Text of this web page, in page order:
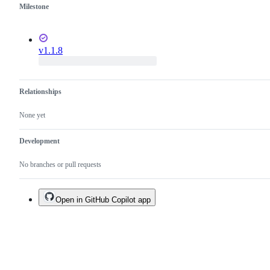
Milestone
v1.1.8
Relationships
None yet
Development
No branches or pull requests
Open in GitHub Copilot app